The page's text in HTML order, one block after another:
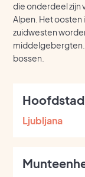
die onderdeel zijn
Alpen. Het oosten
zuidwesten
middelgebergten.
bossen.
Hoofdstad
Ljubljana